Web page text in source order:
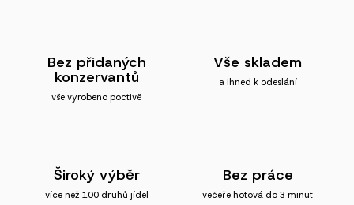
Bez přidaných
konzervantů
vše vyrobeno poctivě
Vše skladem
a ihned k odeslání
Široký výběr
více než 100 druhů jídel
Bez práce
večeře hotová do 3 minut